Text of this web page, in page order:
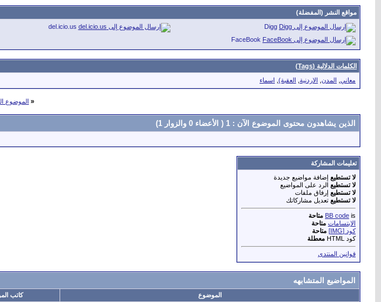
مواقع النشر (المفضلة)
Digg
del.icio.us
FaceBook
الكلمات الدلالية (Tags)
معاني المدن الاردنية العقبة) اسماء
« الموضوع
الذين يشاهدون محتوى الموضوع الآن : 1 ( الأعضاء 0 والزوار 1)
تعليمات المشاركة
لا تستطيع إضافة مواضيع جديدة
لا تستطيع الرد على المواضيع
لا تستطيع إرفاق ملفات
لا تستطيع تعديل مشاركاتك
BB code is
متاحة
الابتسامات متاحة
كود [IMG]
متاحة
كود HTML
معطلة
قوانين المنتدى
المواضيع المتشابهه
الموضوع كاتب